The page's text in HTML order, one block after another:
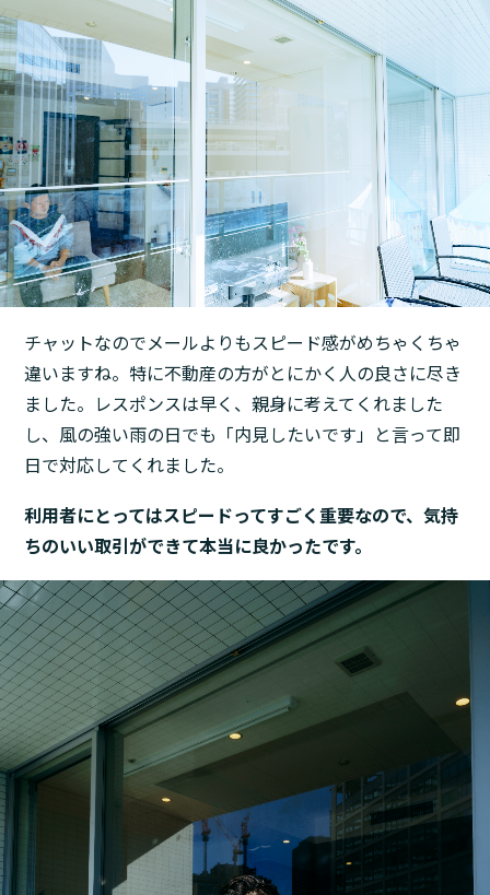
チャットなのでメールよりもスピード感がめちゃくちゃ
違いますね。特に不動産の方がとにかく人の良さに尽き
ました。レスポンスは早く、親身に考えてくれました
し、風の強い雨の日でも「内見したいです」と言って即
日で対応してくれました。
利用者にとってはスピードってすごく重要なので、気持
ちのいい取引ができて本当に良かったです。